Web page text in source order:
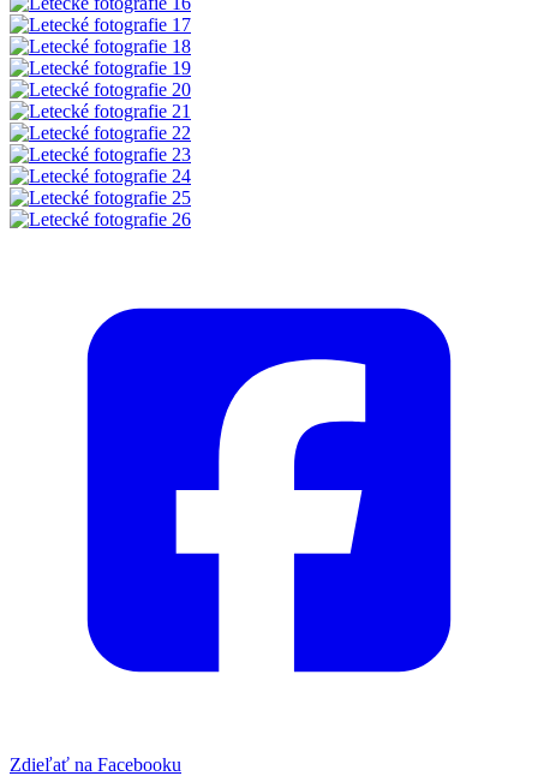
Zdieľať na Facebooku